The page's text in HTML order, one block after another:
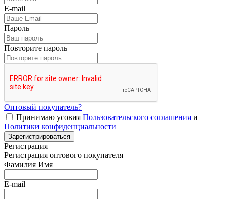
E-mail
Пароль
Повторите пароль
Оптовый покупатель?
Принимаю усовия Пользовательского соглашения и
Политики конфиденциальности
Зарегистрироваться
Регистрация
Регистрация оптового покупателя
Фамилия Имя
E-mail